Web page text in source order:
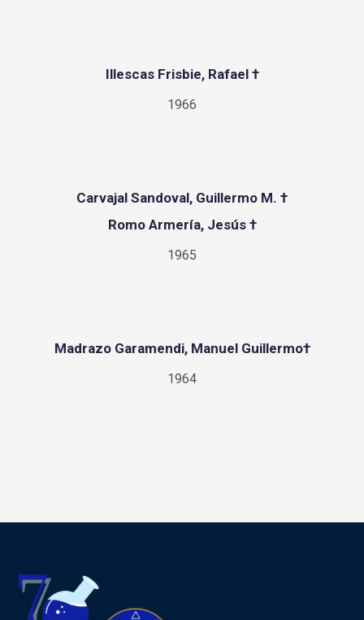
Illescas Frisbie, Rafael †
1966
Carvajal Sandoval, Guillermo M. †
Romo Armería, Jesús †
1965
Madrazo Garamendi, Manuel Guillermo†
1964